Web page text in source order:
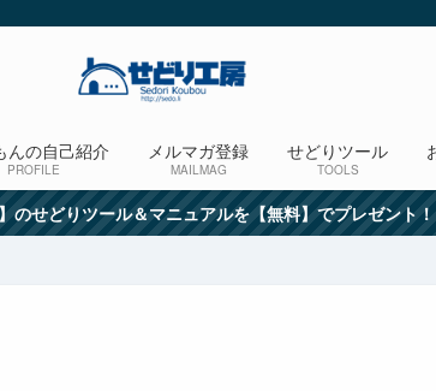
んの自己紹介
PROFILE
メルマガ登録
MAILMAG
せどりツール
TOOLS
のせどりツール＆マニュアルを【無料】でプレゼント！